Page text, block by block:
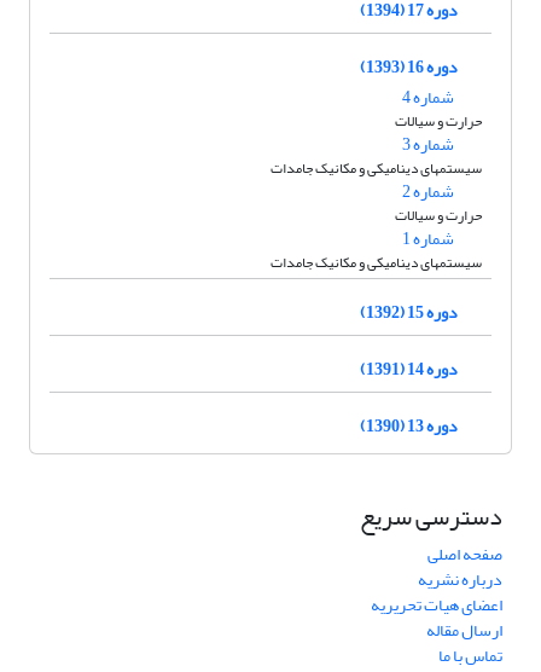
دوره 17 (1394)
دوره 16 (1393)
شماره 4
حرارت و سیالات
شماره 3
سیستمهای دینامیکی و مکانیک جامدات
شماره 2
حرارت و سیالات
شماره 1
سیستمهای دینامیکی و مکانیک جامدات
دوره 15 (1392)
دوره 14 (1391)
دوره 13 (1390)
دسترسی سریع
صفحه اصلی
درباره نشریه
اعضای هیات تحریریه
ارسال مقاله
تماس با ما